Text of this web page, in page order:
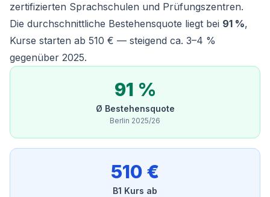
zertifizierten Sprachschulen und Prüfungszentren.
Die durchschnittliche Bestehensquote liegt bei 91 %,
Kurse starten ab 510 € — steigend ca. 3–4 %
gegenüber 2025.
91 %
Ø Bestehensquote
Berlin 2025/26
510 €
B1 Kurs ab